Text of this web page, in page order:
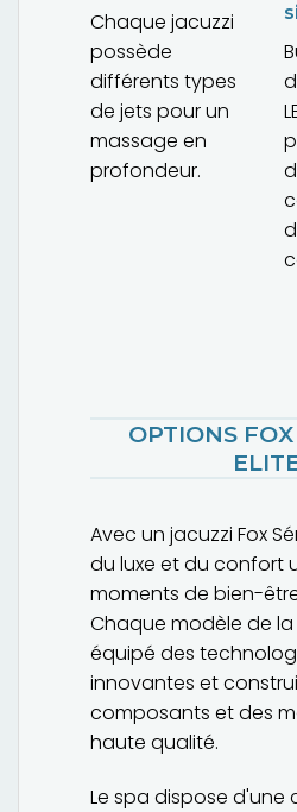
Chaque jacuzzi
possède
différents types
de jets pour un
massage en
profondeur.
OPTIONS
Avec un jacuzzi Fox
du luxe et du confort
moments de bien-
Chaque modèle de la
équipé des
innovantes et
composants et des
haute qualité.
Le spa dispose d'une